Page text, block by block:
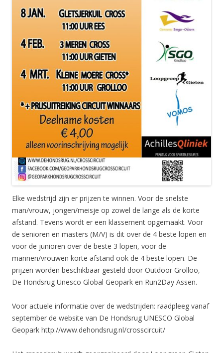
Elke wedstrijd zijn er prijzen te winnen. Voor de snelste
man/vrouw, jongen/meisje op zowel de lange als de korte
afstand. Tevens wordt er een klassement opgemaakt. Voor
de senioren en masters (M/V) is dit over de 4 beste lopen en
voor de junioren over de beste 3 lopen, voor de
mannen/vrouwen korte afstand ook de 4 beste lopen. De
prijzen worden beschikbaar gesteld door Outdoor Grolloo,
De Hondsrug Unesco Global Geopark en Run2Day Assen.
Voor actuele informatie over de wedstrijden: raadpleeg vanaf
september de website van De Hondsrug UNESCO Global
Geopark http://www.dehondsrug.nl/crosscircuit/